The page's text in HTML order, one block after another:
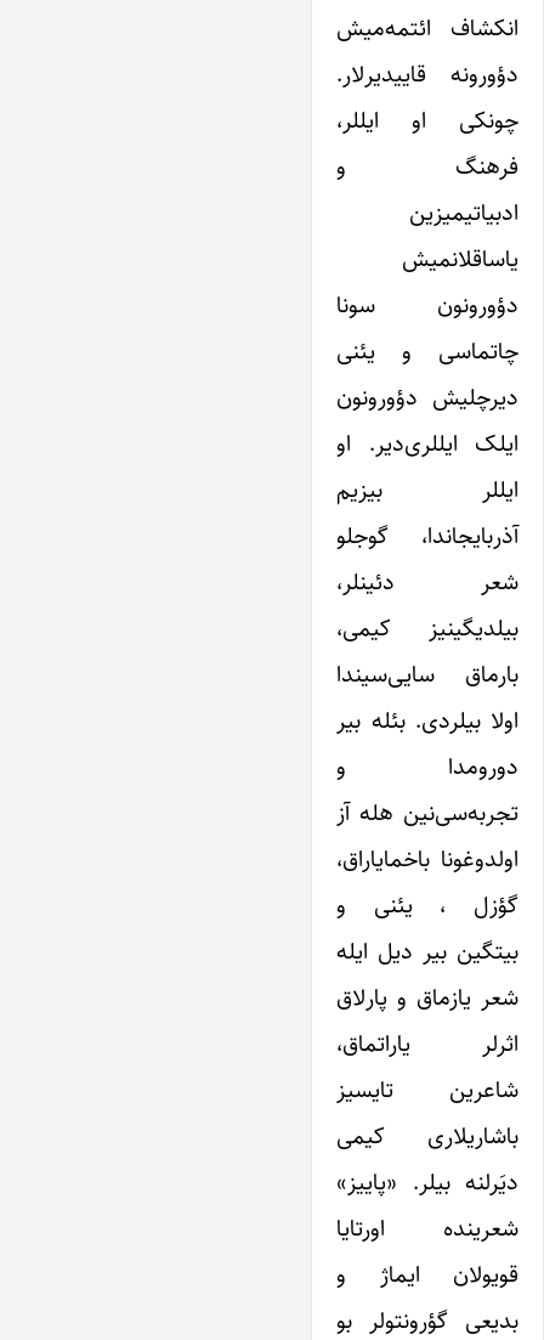
انکشاف ائتمه‌میش
دؤورونه قاییدیرلار.
چونکی او ایللر،
فرهنگ و
ادبیاتیمیزین
یاساقلانمیش
دؤورونون سونا
چاتماسی و یئنی
دیرچلیش دؤورونون
ایلک ایللری‌دیر. او
ایللر بیزیم
آذربایجاندا، گوجلو
شعر دئینلر،
بیلدیگینیز کیمی،
بارماق سایی‌سیندا
اولا بیلردی. بئله بیر
دورومدا و
تجربه‌سی‌نین هله آز
اولدوغونا باخمایاراق،
گؤزل ، یئنی و
بیتگین بیر دیل ایله
شعر یازماق و پارلاق
اثرلر یاراتماق،
شاعرین تایسیز
باشاریلاری کیمی
دیَرلنه بیلر. «پاییز»
شعرینده اورتایا
قویولان ایماژ و
بدیعی گؤرونتولر بو